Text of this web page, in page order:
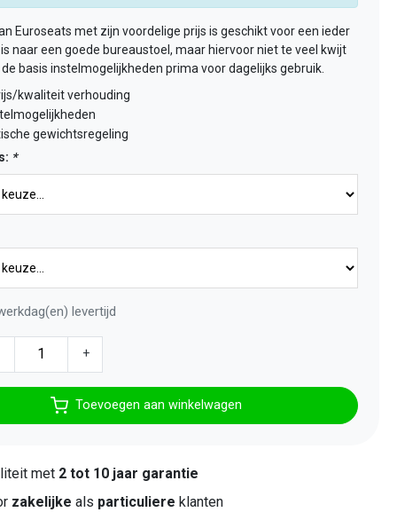
Euroseats met zijn voordelige prijs is geschikt voor een ieder
naar een goede bureaustoel, maar hiervoor niet te veel kwijt
basis instelmogelijkheden prima voor dagelijks gebruik.
kwaliteit verhouding
gewichtsregeling
*
levertijd
+
Toevoegen aan winkelwagen
met 2 tot 10 jaar garantie
zakelijke als particuliere klanten